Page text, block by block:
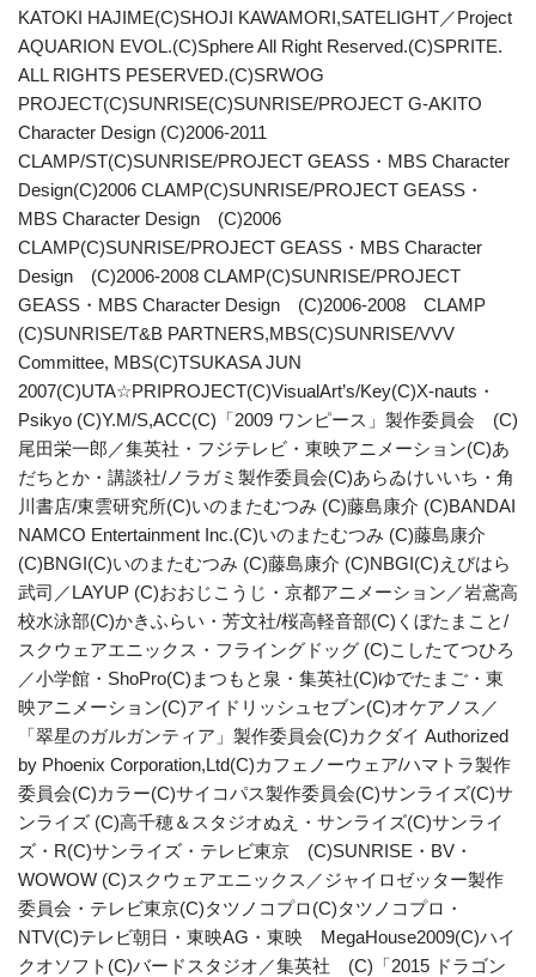
KATOKI HAJIME(C)SHOJI KAWAMORI,SATELIGHT／Project
AQUARION EVOL.(C)Sphere All Right Reserved.(C)SPRITE.
ALL RIGHTS PESERVED.(C)SRWOG
PROJECT(C)SUNRISE(C)SUNRISE/PROJECT G-AKITO
Character Design (C)2006-2011
CLAMP/ST(C)SUNRISE/PROJECT GEASS・MBS Character
Design(C)2006 CLAMP(C)SUNRISE/PROJECT GEASS・
MBS Character Design (C)2006
CLAMP(C)SUNRISE/PROJECT GEASS・MBS Character
Design (C)2006-2008 CLAMP(C)SUNRISE/PROJECT
GEASS・MBS Character Design (C)2006-2008 CLAMP
(C)SUNRISE/T&B PARTNERS,MBS(C)SUNRISE/VVV
Committee, MBS(C)TSUKASA JUN
2007(C)UTA☆PRIPROJECT(C)VisualArt’s/Key(C)X-nauts・
Psikyo (C)Y.M/S,ACC(C)「2009 ワンピース」製作委員会 (C)
尾田栄一郎／集英社・フジテレビ・東映アニメーション(C)あ
だちとか・講談社/ノラガミ製作委員会(C)あらゐけいいち・角
川書店/東雲研究所(C)いのまたむつみ (C)藤島康介 (C)BANDAI
NAMCO Entertainment Inc.(C)いのまたむつみ (C)藤島康介
(C)BNGI(C)いのまたむつみ (C)藤島康介 (C)NBGI(C)えびはら
武司／LAYUP (C)おおじこうじ・京都アニメーション／岩鳶高
校水泳部(C)かきふらい・芳文社/桜高軽音部(C)くぼたまこと/
スクウェアエニックス・フライングドッグ (C)こしたてつひろ
／小学館・ShoPro(C)まつもと泉・集英社(C)ゆでたまご・東
映アニメーション(C)アイドリッシュセブン(C)オケアノス／
「翠星のガルガンティア」製作委員会(C)カクダイ Authorized
by Phoenix Corporation,Ltd(C)カフェノーウェア/ハマトラ製作
委員会(C)カラー(C)サイコパス製作委員会(C)サンライズ(C)サ
ンライズ (C)高千穂＆スタジオぬえ・サンライズ(C)サンライ
ズ・R(C)サンライズ・テレビ東京 (C)SUNRISE・BV・
WOWOW (C)スクウェアエニックス／ジャイロゼッター製作
委員会・テレビ東京(C)タツノコプロ(C)タツノコプロ・
NTV(C)テレビ朝日・東映AG・東映 MegaHouse2009(C)ハイ
クオソフト(C)バードスタジオ／集英社 (C)「2015 ドラゴン